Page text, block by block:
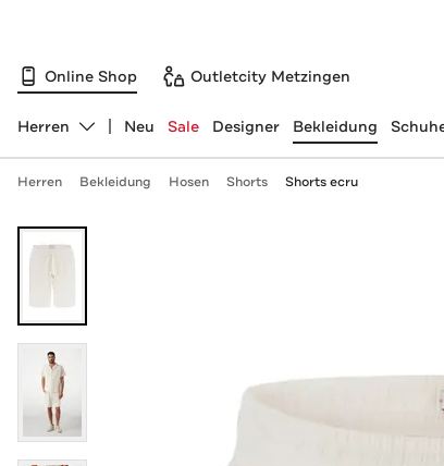
Online Shop Outletcity Metzingen
Abteilung ändern, ausgewählt:
Herren Neu Sale Designer Bekleidung
Herren Bekleidung Hosen Shorts Shorts ecru